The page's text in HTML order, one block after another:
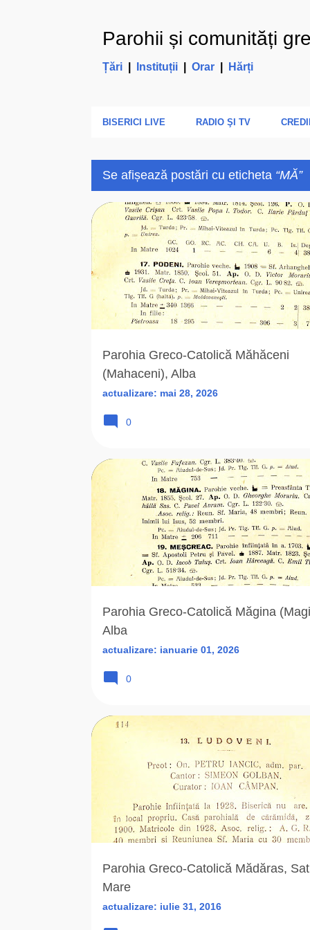
Parohii și comunități
Țări| Instituții| Orar| Hărți
BISERICI LIVE RADIO ŞI TV
Se afișează postări cu eticheta MĂ
P
o
s
t
r
Parohia Greco-Catolică Măhăceni
(Mahaceni), Alba
actualizare: mai 28, 2026
ALBA (AB) ARHIEPARHIA BUNA VESTIRE M
0
Parohia Greco-Catolică Măgina
Alba
actualizare: ianuarie 01, 2026
ALBA (AB) ARHIEPARHIA DOCOLIN SORIN M
0
Parohia Greco-Catolică Mădăras,
Mare
actualizare: iulie 31, 2016
CAPELA ROMANA UNITA CICSA SABIN